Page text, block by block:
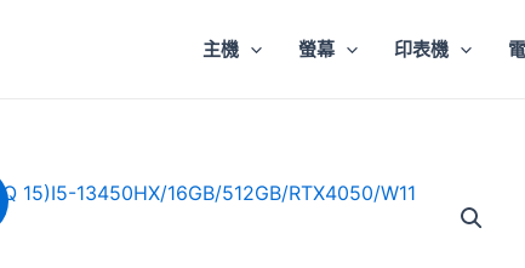
主機 螢幕 印表機